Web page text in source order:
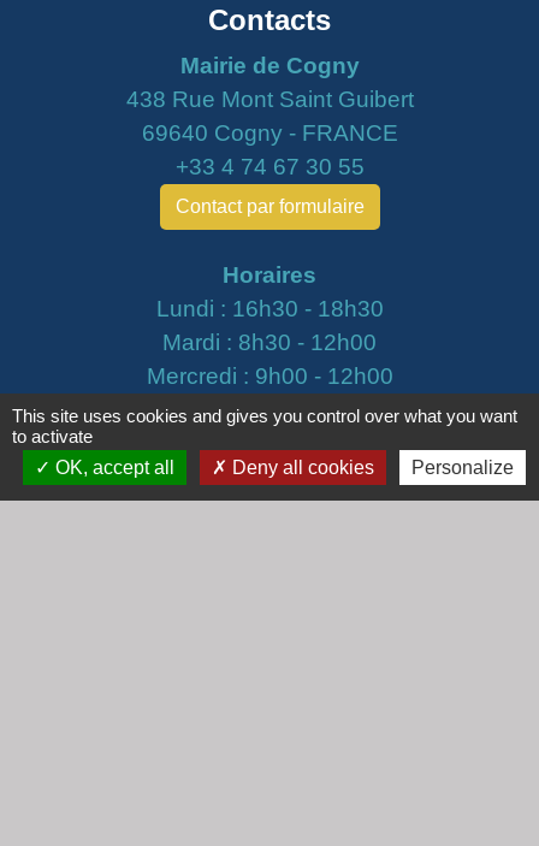
Contacts
Mairie de Cogny
438 Rue Mont Saint Guibert
69640 Cogny - FRANCE
+33 4 74 67 30 55
Contact par formulaire
Horaires
Lundi : 16h30 - 18h30
Mardi : 8h30 - 12h00
Mercredi : 9h00 - 12h00
Vendredi : 16h00 - 18h00
email : secretariat@cogny.fr
This site uses cookies and gives you control over what you want
to activate
OK, accept all
Deny all cookies Personalize